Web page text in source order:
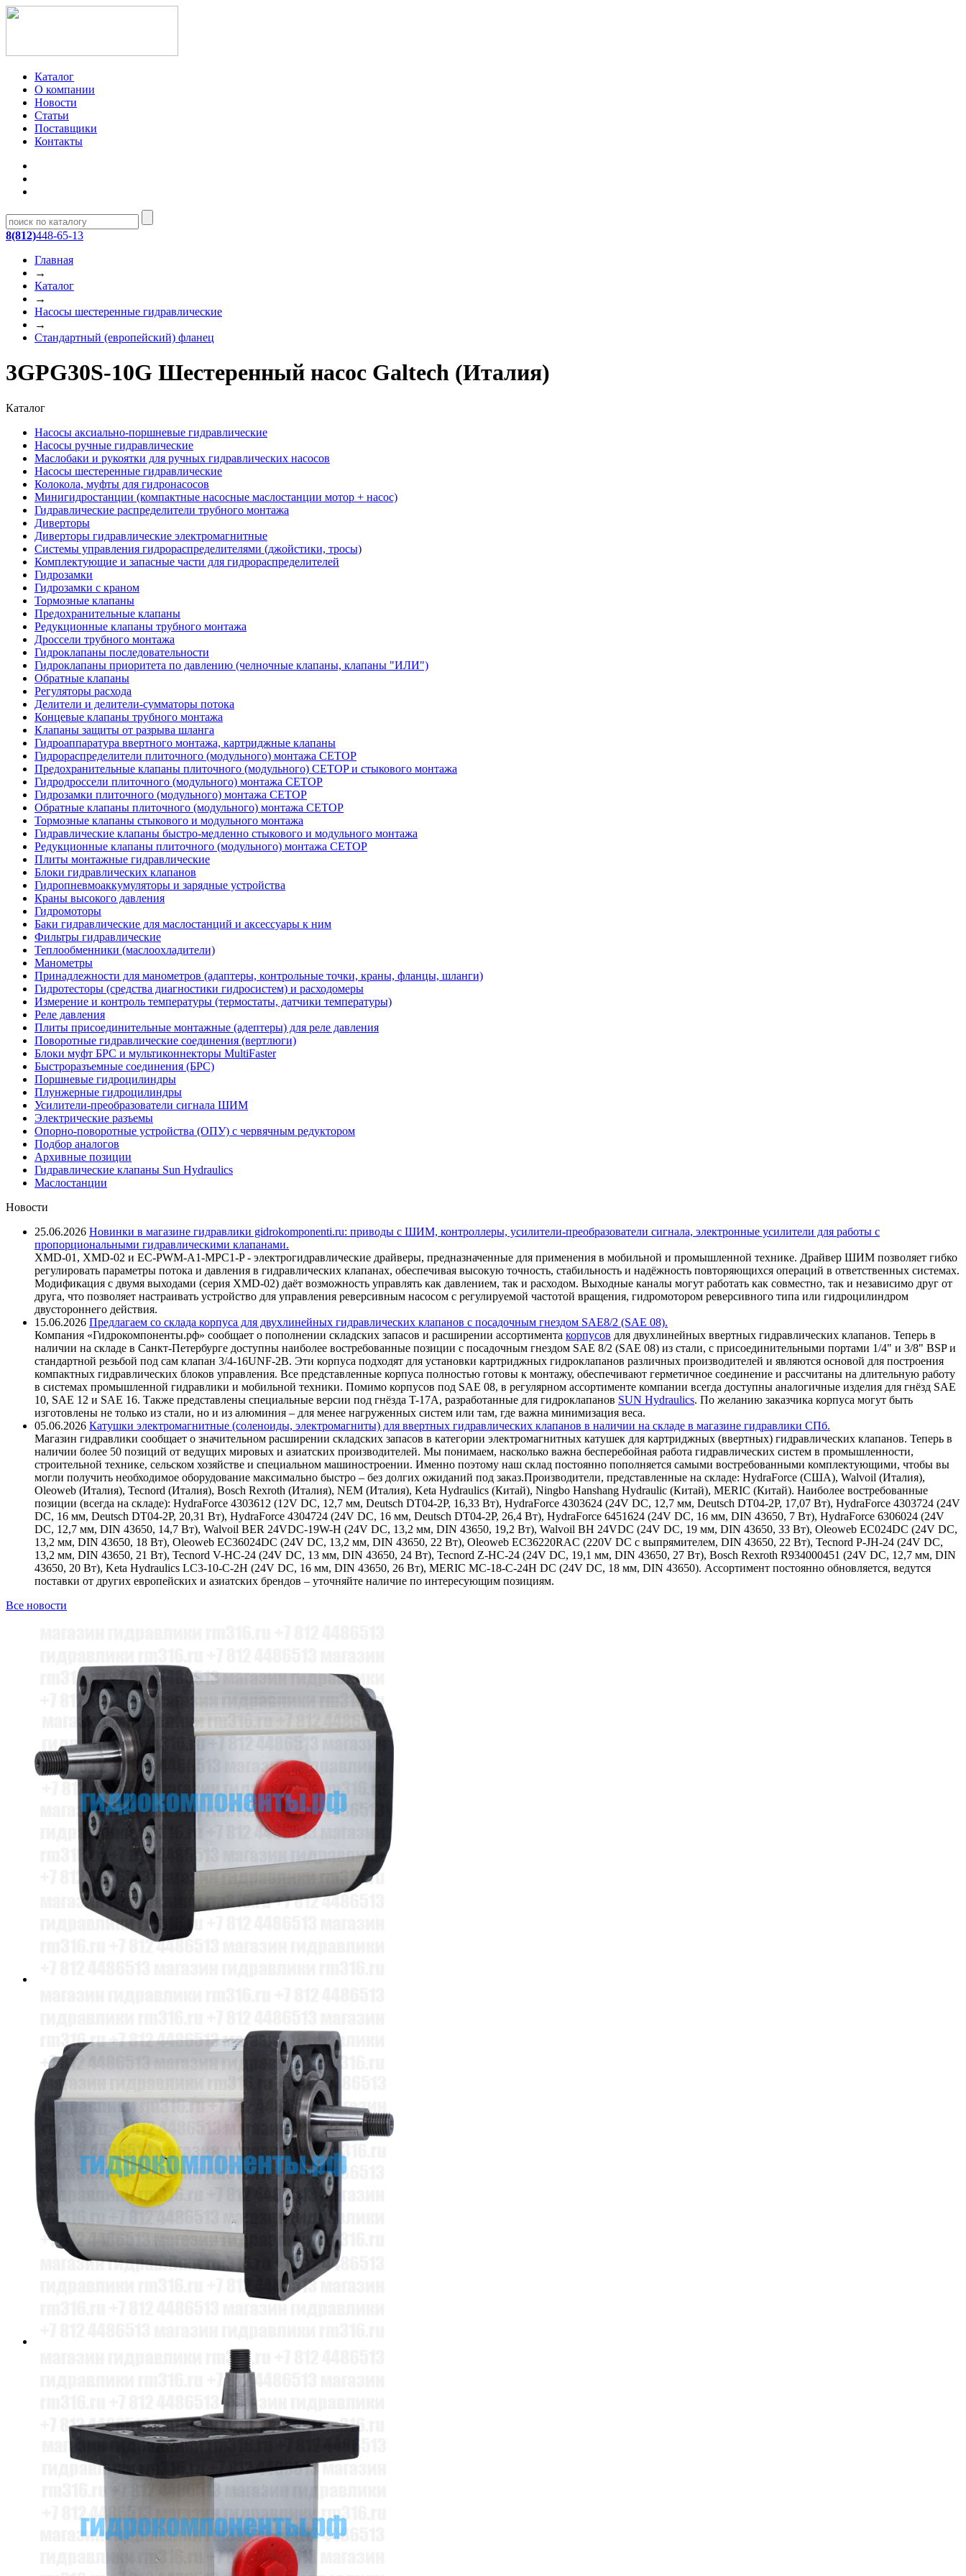
Каталог
О компании
Новости
Статьи
Поставщики
Контакты
8(812)448-65-13
Главная
→
Каталог
→
Насосы шестеренные гидравлические
→
Стандартный (европейский) фланец
3GPG30S-10G Шестеренный насос Galtech (Италия)
Каталог
Насосы аксиально-поршневые гидравлические
Насосы ручные гидравлические
Маслобаки и рукоятки для ручных гидравлических насосов
Насосы шестеренные гидравлические
Колокола, муфты для гидронасосов
Минигидростанции (компактные насосные маслостанции мотор + насос)
Гидравлические распределители трубного монтажа
Диверторы
Диверторы гидравлические электромагнитные
Системы управления гидрораспределителями (джойстики, тросы)
Комплектующие и запасные части для гидрораспределителей
Гидрозамки
Гидрозамки с краном
Тормозные клапаны
Предохранительные клапаны
Редукционные клапаны трубного монтажа
Дроссели трубного монтажа
Гидроклапаны последовательности
Гидроклапаны приоритета по давлению (челночные клапаны, клапаны "ИЛИ")
Обратные клапаны
Регуляторы расхода
Делители и делители-сумматоры потока
Концевые клапаны трубного монтажа
Клапаны защиты от разрыва шланга
Гидроаппаратура ввертного монтажа, картриджные клапаны
Гидрораспределители плиточного (модульного) монтажa CETOP
Предохранительные клапаны плиточного (модульного) CETOP и стыкового монтажа
Гидродроссели плиточного (модульного) монтажа CETOP
Гидрозамки плиточного (модульного) монтажа CETOP
Обратные клапаны плиточного (модульного) монтажа CETOP
Тормозные клапаны стыкового и модульного монтажа
Гидравлические клапаны быстро-медленно стыкового и модульного монтажа
Редукционные клапаны плиточного (модульного) монтажа CETOP
Плиты монтажные гидравлические
Блоки гидравлических клапанов
Гидропневмоаккумуляторы и зарядные устройства
Краны высокого давления
Гидромоторы
Баки гидравлические для маслостанций и аксессуары к ним
Фильтры гидравлические
Теплообменники (маслоохладители)
Манометры
Принадлежности для манометров (адаптеры, контрольные точки, краны, фланцы, шланги)
Гидротесторы (средства диагностики гидросистем) и расходомеры
Измерение и контроль температуры (термостаты, датчики температуры)
Реле давления
Плиты присоединительные монтажные (адептеры) для реле давления
Поворотные гидравлические соединения (вертлюги)
Блоки муфт БРС и мультиконнекторы MultiFaster
Быстроразъемные соединения (БРС)
Поршневые гидроцилиндры
Плунжерные гидроцилиндры
Усилители-преобразователи сигнала ШИМ
Электрические разъемы
Опорно-поворотные устройства (ОПУ) с червячным редуктором
Подбор аналогов
Архивные позиции
Гидравлические клапаны Sun Hydraulics
Маслостанции
Новости
25.06.2026 Новинки в магазине гидравлики gidrokomponenti.ru: приводы с ШИМ, контроллеры, усилители-преобразователи сигнала, электронные усилители для работы с
пропорциональными гидравлическими клапанами.
XMD-01, XMD-02 и EC-PWM-A1-MPC1-P - электрогидравлические драйверы, предназначенные для применения в мобильной и промышленной технике. Драйвер ШИМ позволяет гибко
регулировать параметры потока и давления в гидравлических клапанах, обеспечивая высокую точность, стабильность и надёжность повторяющихся операций в ответственных системах.
Модификация с двумя выходами (серия XMD-02) даёт возможность управлять как давлением, так и расходом. Выходные каналы могут работать как совместно, так и независимо друг от
друга, что позволяет настраивать устройство для управления реверсивным насосом с регулируемой частотой вращения, гидромотором реверсивного типа или гидроцилиндром
двустороннего действия.
15.06.2026 Предлагаем со склада корпуса для двухлинейных гидравлических клапанов с посадочным гнездом SAE8/2 (SAE 08).
Компания «Гидрокомпоненты.рф» сообщает о пополнении складских запасов и расширении ассортимента корпусов для двухлинейных ввертных гидравлических клапанов. Теперь в
наличии на складе в Санкт-Петербурге доступны наиболее востребованные позиции с посадочным гнездом SAE 8/2 (SAE 08) из стали, с присоединительными портами 1/4" и 3/8" BSP и
стандартной резьбой под сам клапан 3/4-16UNF-2B. Эти корпуса подходят для установки картриджных гидроклапанов различных производителей и являются основой для построения
компактных гидравлических блоков управления. Все представленные корпуса полностью готовы к монтажу, обеспечивают герметичное соединение и рассчитаны на длительную работу
в системах промышленной гидравлики и мобильной техники. Помимо корпусов под SAE 08, в регулярном ассортименте компании всегда доступны аналогичные изделия для гнёзд SAE
10, SAE 12 и SAE 16. Также представлены специальные версии под гнёзда T-17A, разработанные для гидроклапанов SUN Hydraulics. По желанию заказчика корпуса могут быть
изготовлены не только из стали, но и из алюминия – для менее нагруженных систем или там, где важна минимизация веса.
05.06.2026 Катушки электромагнитные (соленоиды, электромагниты) для ввертных гидравлических клапанов в наличии на складе в магазине гидравлики СПб.
Магазин гидравлики сообщает о значительном расширении складских запасов в категории электромагнитных катушек для картриджных (ввертных) гидравлических клапанов. Теперь в
наличии более 50 позиций от ведущих мировых и азиатских производителей. Мы понимаем, насколько важна бесперебойная работа гидравлических систем в промышленности,
строительной технике, сельском хозяйстве и специальном машиностроении. Именно поэтому наш склад постоянно пополняется самыми востребованными комплектующими, чтобы вы
могли получить необходимое оборудование максимально быстро – без долгих ожиданий под заказ.Производители, представленные на складе: HydraForce (США), Walvoil (Италия),
Oleoweb (Италия), Tecnord (Италия), Bosch Rexroth (Италия), NEM (Италия), Keta Hydraulics (Китай), Ningbo Hanshang Hydraulic (Китай), MERIC (Китай). Наиболее востребованные
позиции (всегда на складе): HydraForce 4303612 (12V DC, 12,7 мм, Deutsch DT04-2P, 16,33 Вт), HydraForce 4303624 (24V DC, 12,7 мм, Deutsch DT04-2P, 17,07 Вт), HydraForce 4303724 (24V
DC, 16 мм, Deutsch DT04-2P, 20,31 Вт), HydraForce 4304724 (24V DC, 16 мм, Deutsch DT04-2P, 26,4 Вт), HydraForce 6451624 (24V DC, 16 мм, DIN 43650, 7 Вт), HydraForce 6306024 (24V
DC, 12,7 мм, DIN 43650, 14,7 Вт), Walvoil BER 24VDC-19W-H (24V DC, 13,2 мм, DIN 43650, 19,2 Вт), Walvoil BH 24VDC (24V DC, 19 мм, DIN 43650, 33 Вт), Oleoweb EC024DC (24V DC,
13,2 мм, DIN 43650, 18 Вт), Oleoweb EC36024DC (24V DC, 13,2 мм, DIN 43650, 22 Вт), Oleoweb EC36220RAC (220V DC с выпрямителем, DIN 43650, 22 Вт), Tecnord P-JH-24 (24V DC,
13,2 мм, DIN 43650, 21 Вт), Tecnord V-HC-24 (24V DC, 13 мм, DIN 43650, 24 Вт), Tecnord Z-HC-24 (24V DC, 19,1 мм, DIN 43650, 27 Вт), Bosch Rexroth R934000451 (24V DC, 12,7 мм, DIN
43650, 20 Вт), Keta Hydraulics LC3-10-C-2H (24V DC, 16 мм, DIN 43650, 26 Вт), MERIC MC-18-C-24H DC (24V DC, 18 мм, DIN 43650). Ассортимент постоянно обновляется, ведутся
поставки от других европейских и азиатских брендов – уточняйте наличие по интересующим позициям.
Все новости